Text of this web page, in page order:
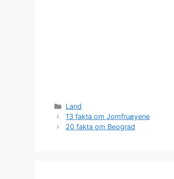
Kategorier
Land
13 fakta om Jomfruøyene
20 fakta om Beograd